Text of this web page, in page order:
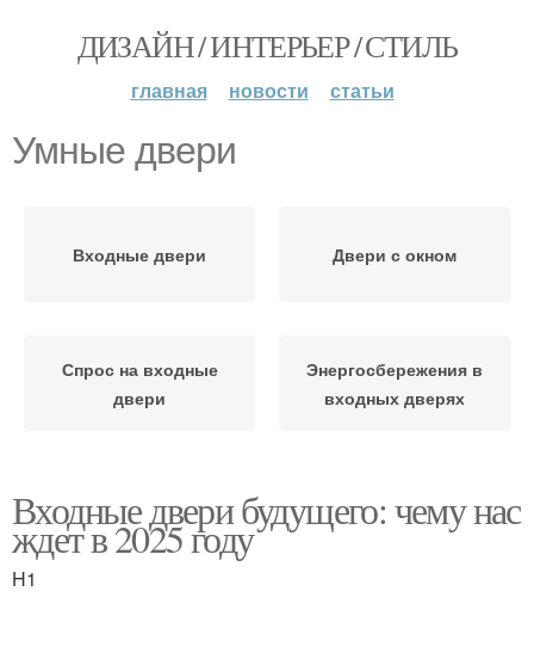
ДИЗАЙН / ИНТЕРЬЕР / СТИЛЬ
главная новости статьи
Умные двери
Входные двери Двери с окном
Спрос на входные
двери
Энергосбережения в
входных дверях
Входные двери будущего: чему нас
ждет в 2025 году
H1